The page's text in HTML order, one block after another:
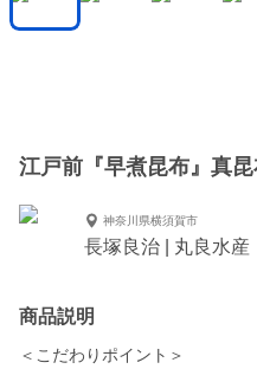
江戸前『早煮昆布』真
神奈川県横須賀市
長塚良治 | 丸良水産
商品説明
＜こだわりポイント＞